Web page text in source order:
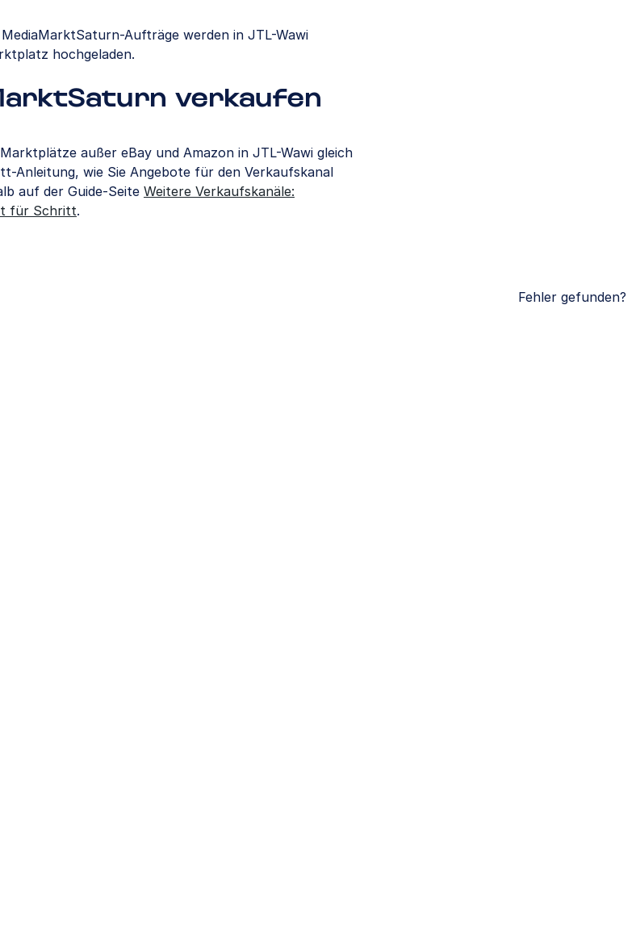
Aufträge werden in JTL-Wawi
hochgeladen.
verkaufen
außer eBay und Amazon in JTL-Wawi gleich
Anleitung, wie Sie Angebote für den Verkaufskanal
auf der Guide-Seite Weitere Verkaufskanäle:
für Schritt.
Fehler gefunden?